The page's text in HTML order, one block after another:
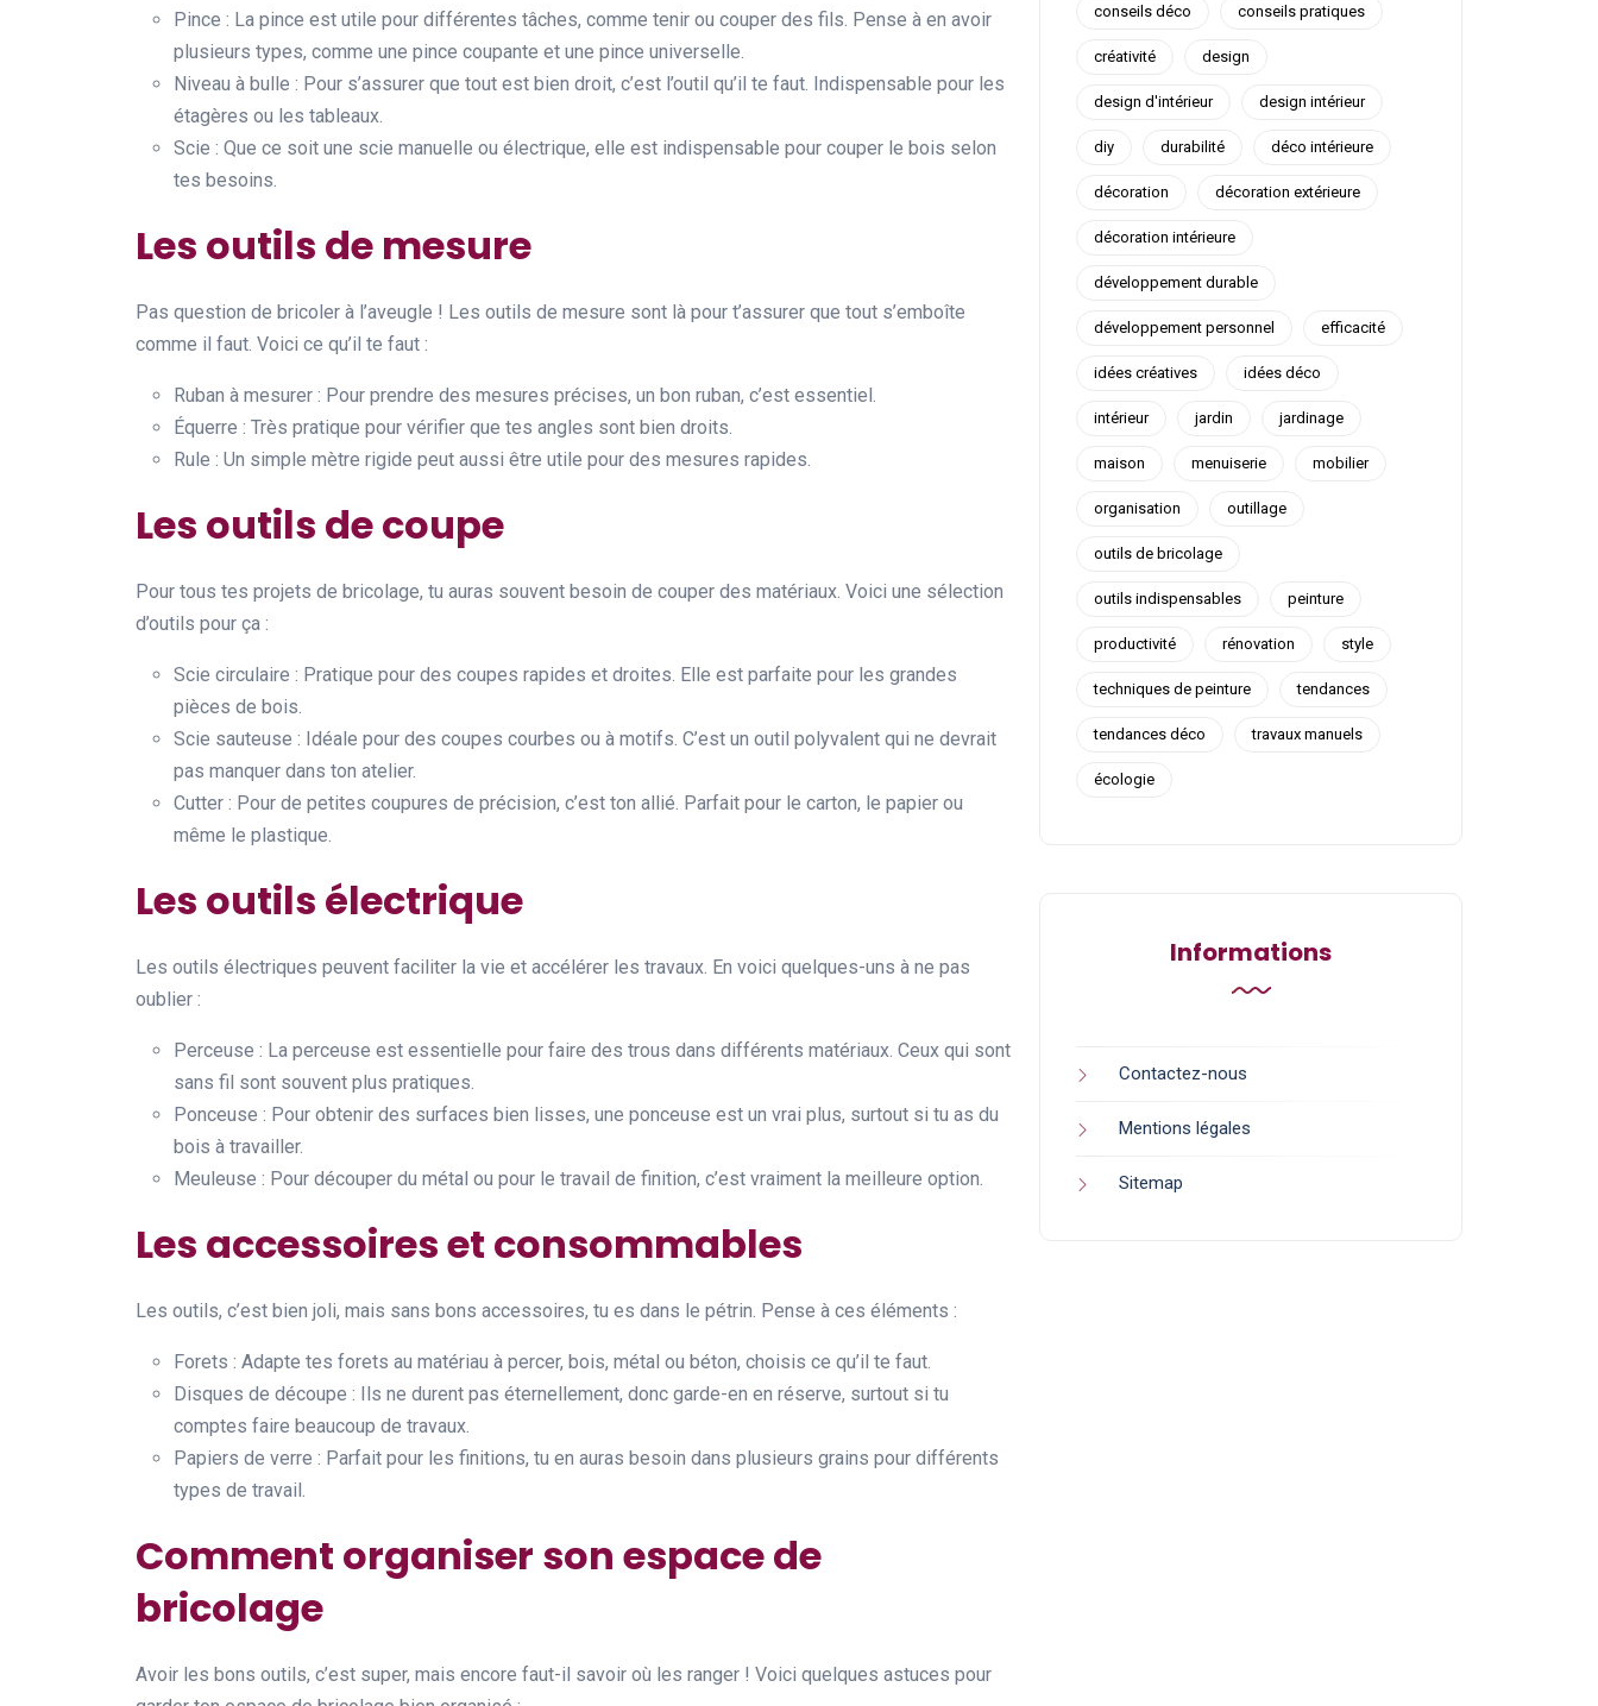
Pince : La pince est utile pour différentes tâches, comme tenir ou couper des fils. Pense à en avoir
plusieurs types, comme une pince coupante et une pince universelle.
Niveau à bulle : Pour s’assurer que tout est bien droit, c’est l’outil qu’il te faut. Indispensable pour les
étagères ou les tableaux.
Scie : Que ce soit une scie manuelle ou électrique, elle est indispensable pour couper le bois selon
tes besoins.
Les outils de mesure
Pas question de bricoler à l’aveugle ! Les outils de mesure sont là pour t’assurer que tout s’emboîte
comme il faut. Voici ce qu’il te faut :
Ruban à mesurer : Pour prendre des mesures précises, un bon ruban, c’est essentiel.
Équerre : Très pratique pour vérifier que tes angles sont bien droits.
Rule : Un simple mètre rigide peut aussi être utile pour des mesures rapides.
Les outils de coupe
Pour tous tes projets de bricolage, tu auras souvent besoin de couper des matériaux. Voici une sélection
d’outils pour ça :
Scie circulaire : Pratique pour des coupes rapides et droites. Elle est parfaite pour les grandes
pièces de bois.
Scie sauteuse : Idéale pour des coupes courbes ou à motifs. C’est un outil polyvalent qui ne devrait
pas manquer dans ton atelier.
Cutter : Pour de petites coupures de précision, c’est ton allié. Parfait pour le carton, le papier ou
même le plastique.
Les outils électrique
Les outils électriques peuvent faciliter la vie et accélérer les travaux. En voici quelques-uns à ne pas
oublier :
Perceuse : La perceuse est essentielle pour faire des trous dans différents matériaux. Ceux qui sont
sans fil sont souvent plus pratiques.
Ponceuse : Pour obtenir des surfaces bien lisses, une ponceuse est un vrai plus, surtout si tu as du
bois à travailler.
Meuleuse : Pour découper du métal ou pour le travail de finition, c’est vraiment la meilleure option.
Les accessoires et consommables
Les outils, c’est bien joli, mais sans bons accessoires, tu es dans le pétrin. Pense à ces éléments :
Forets : Adapte tes forets au matériau à percer, bois, métal ou béton, choisis ce qu’il te faut.
Disques de découpe : Ils ne durent pas éternellement, donc garde-en en réserve, surtout si tu
comptes faire beaucoup de travaux.
Papiers de verre : Parfait pour les finitions, tu en auras besoin dans plusieurs grains pour différents
types de travail.
Comment organiser son espace de
bricolage
Avoir les bons outils, c’est super, mais encore faut-il savoir où les ranger ! Voici quelques astuces pour
conseils déco conseils pratiques
créativité design
design d'intérieur design intérieur
diy durabilité déco intérieure
décoration décoration extérieure
décoration intérieure
développement durable
développement personnel efficacité
idées créatives idées déco
intérieur jardin jardinage
maison menuiserie mobilier
organisation outillage
outils de bricolage
outils indispensables peinture
productivité rénovation style
techniques de peinture tendances
tendances déco travaux manuels
écologie
Informations
Contactez-nous
Mentions légales
Sitemap